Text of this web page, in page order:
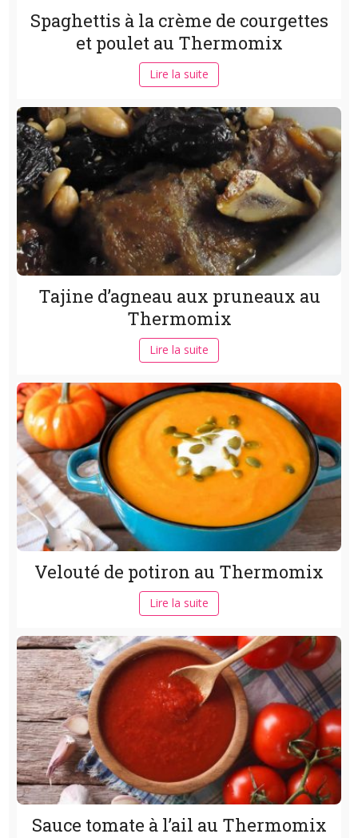
Spaghettis à la crème de courgettes
et poulet au Thermomix
Lire la suite
Tajine d’agneau aux pruneaux au
Thermomix
Lire la suite
Velouté de potiron au Thermomix
Lire la suite
Sauce tomate à l’ail au Thermomix